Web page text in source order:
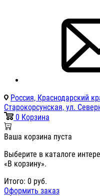
Россия, Краснодарский
Старокорсунская, ул.
0 Корзина
Ваша корзина пуста
Выберите в каталоге
«В корзину».
Итого: 0 руб.
Оформить заказ